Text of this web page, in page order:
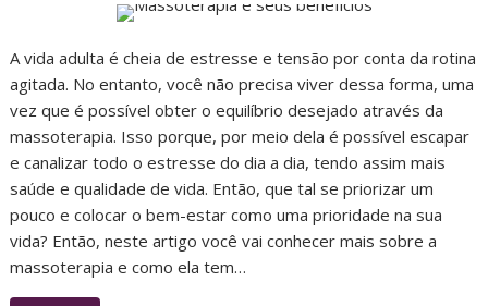
A vida adulta é cheia de estresse e tensão por conta da rotina
agitada. No entanto, você não precisa viver dessa forma, uma
vez que é possível obter o equilíbrio desejado através da
massoterapia. Isso porque, por meio dela é possível escapar
e canalizar todo o estresse do dia a dia, tendo assim mais
saúde e qualidade de vida. Então, que tal se priorizar um
pouco e colocar o bem-estar como uma prioridade na sua
vida? Então, neste artigo você vai conhecer mais sobre a
massoterapia e como ela tem…